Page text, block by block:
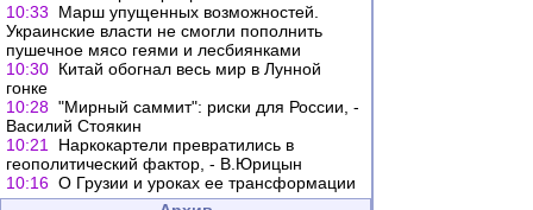
10:33
Марш упущенных возможностей.
Украинские власти не смогли пополнить
пушечное мясо геями и лесбиянками
10:30 Китай обогнал весь мир в Лунной
гонке
10:28 "Мирный саммит": риски для России, -
Василий Стоякин
10:21
Наркокартели превратились в
геополитический фактор, - В.Юрицын
10:16 О Грузии и уроках ее трансформации